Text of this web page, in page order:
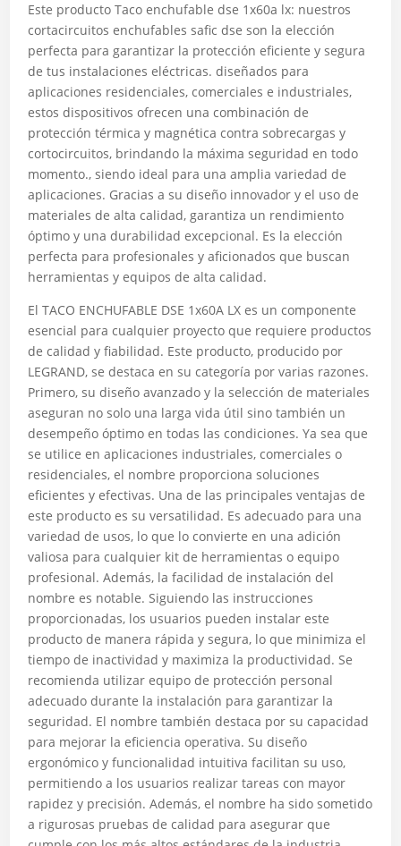
Este producto Taco enchufable dse 1x60a lx: nuestros
cortacircuitos enchufables safic dse son la elección
perfecta para garantizar la protección eficiente y segura
de tus instalaciones eléctricas. diseñados para
aplicaciones residenciales, comerciales e industriales,
estos dispositivos ofrecen una combinación de
protección térmica y magnética contra sobrecargas y
cortocircuitos, brindando la máxima seguridad en todo
momento., siendo ideal para una amplia variedad de
aplicaciones. Gracias a su diseño innovador y el uso de
materiales de alta calidad, garantiza un rendimiento
óptimo y una durabilidad excepcional. Es la elección
perfecta para profesionales y aficionados que buscan
herramientas y equipos de alta calidad.
El TACO ENCHUFABLE DSE 1x60A LX es un componente
esencial para cualquier proyecto que requiere productos
de calidad y fiabilidad. Este producto, producido por
LEGRAND, se destaca en su categoría por varias razones.
Primero, su diseño avanzado y la selección de materiales
aseguran no solo una larga vida útil sino también un
desempeño óptimo en todas las condiciones. Ya sea que
se utilice en aplicaciones industriales, comerciales o
residenciales, el nombre proporciona soluciones
eficientes y efectivas. Una de las principales ventajas de
este producto es su versatilidad. Es adecuado para una
variedad de usos, lo que lo convierte en una adición
valiosa para cualquier kit de herramientas o equipo
profesional. Además, la facilidad de instalación del
nombre es notable. Siguiendo las instrucciones
proporcionadas, los usuarios pueden instalar este
producto de manera rápida y segura, lo que minimiza el
tiempo de inactividad y maximiza la productividad. Se
recomienda utilizar equipo de protección personal
adecuado durante la instalación para garantizar la
seguridad. El nombre también destaca por su capacidad
para mejorar la eficiencia operativa. Su diseño
ergonómico y funcionalidad intuitiva facilitan su uso,
permitiendo a los usuarios realizar tareas con mayor
rapidez y precisión. Además, el nombre ha sido sometido
a rigurosas pruebas de calidad para asegurar que